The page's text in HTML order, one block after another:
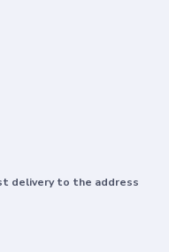
delivery to the address